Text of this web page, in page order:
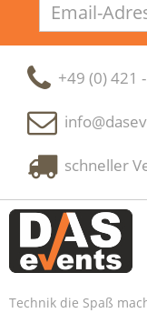
Adresse
+49 (0) 421
schneller
Technik die Spaß